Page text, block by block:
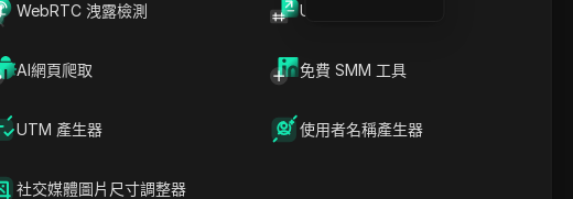
WebRTC 洩露檢測 UUID 產生器
AI網頁爬取 免費 SMM 工具
UTM 產生器 使用者名稱產生器
社交媒體圖片尺寸調整器
務器網絡，711Proxy 提供無縫瀏覽，並幫助用戶安全私